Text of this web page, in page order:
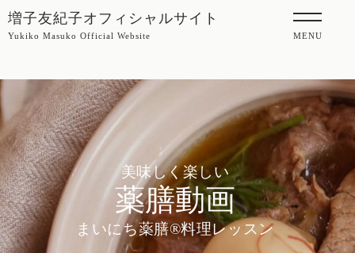
増子友紀子オフィシャルサイト
Yukiko Masuko Official Website MENU
美味しく楽しい
薬膳動画
まいにち薬膳®料理レッスン